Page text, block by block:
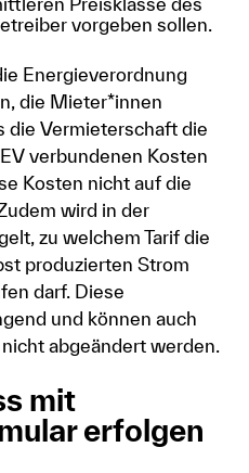
Preisklasse des
vorgeben sollen.
Energieverordnung
die Mieter*innen
die Vermieterschaft die
verbundenen Kosten
Kosten nicht auf die
wird in der
zu welchem Tarif die
produzierten Strom
darf. Diese
und können auch
abgeändert werden.
mit
erfolgen